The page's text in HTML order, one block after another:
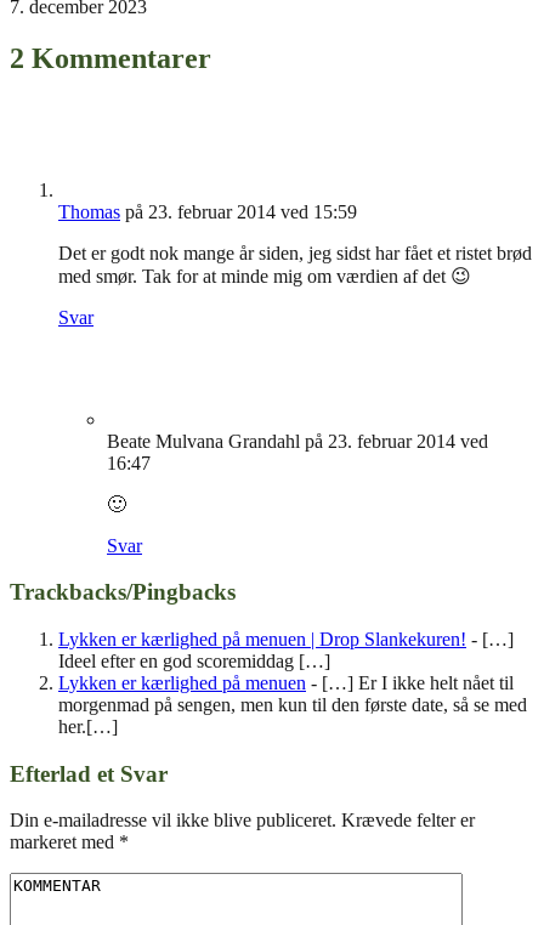
7. december 2023
2 Kommentarer
Thomas på 23. februar 2014 ved 15:59
Det er godt nok mange år siden, jeg sidst har fået et ristet brød
med smør. Tak for at minde mig om værdien af det 😉
Svar
Beate Mulvana Grandahl på 23. februar 2014 ved
16:47
🙂
Svar
Trackbacks/Pingbacks
Lykken er kærlighed på menuen | Drop Slankekuren! - […]
Ideel efter en god scoremiddag […]
Lykken er kærlighed på menuen - […] Er I ikke helt nået til
morgenmad på sengen, men kun til den første date, så se med
her.[…]
Efterlad et Svar
Din e-mailadresse vil ikke blive publiceret. Krævede felter er
markeret med *